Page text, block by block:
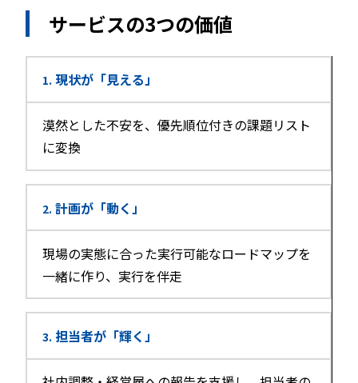
サービスの3つの価値
1. 現状が「見える」
漠然とした不安を、優先順位付きの課題リスト
に変換
2. 計画が「動く」
現場の実態に合った実行可能なロードマップを
一緒に作り、実行を伴走
3. 担当者が「輝く」